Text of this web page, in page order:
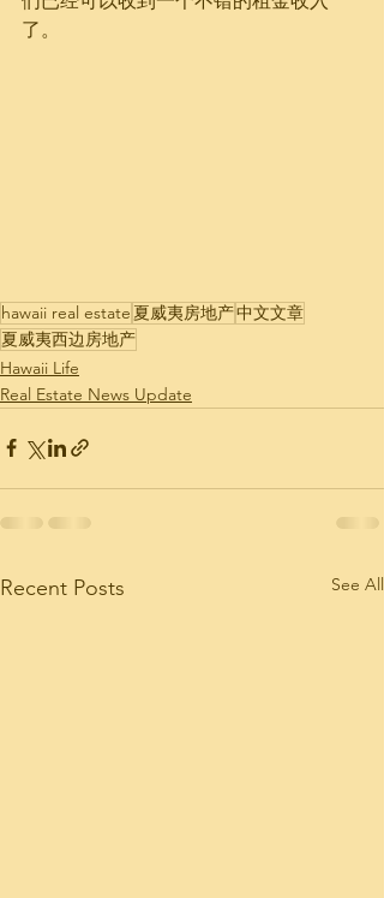
了。
hawaii real estate 夏威夷房地产中文文章
夏威夷西边房地产
Hawaii Life
Real Estate News Update
Recent Posts See All